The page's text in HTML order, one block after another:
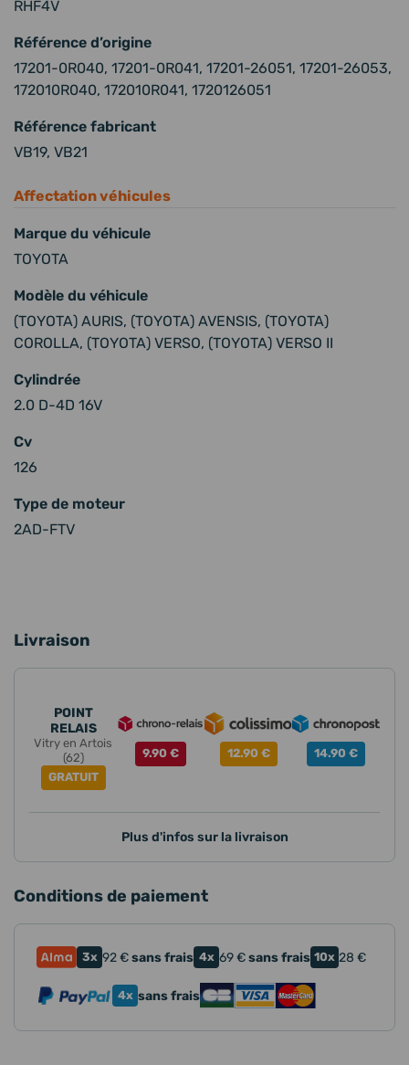
RHF4V
Référence d’origine
17201-0R040, 17201-0R041, 17201-26051, 17201-26053,
172010R040, 172010R041, 1720126051
Référence fabricant
VB19, VB21
Affectation véhicules
Marque du véhicule
TOYOTA
Modèle du véhicule
(TOYOTA) AURIS, (TOYOTA) AVENSIS, (TOYOTA)
COROLLA, (TOYOTA) VERSO, (TOYOTA) VERSO II
Cylindrée
2.0 D-4D 16V
Cv
126
Type de moteur
2AD-FTV
Livraison
POINT
RELAIS
Vitry en Artois
(62)
GRATUIT
9.90 € 12.90 € 14.90 €
Plus d'infos sur la livraison
Conditions de paiement
3x 92€sans frais 4x 69€sans frais 10x 28 €
4x sans frais